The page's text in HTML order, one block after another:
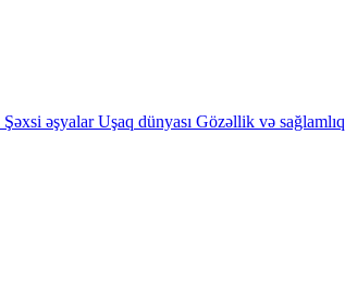
Şəxsi əşyalar Uşaq dünyası Gözəllik və sağlamlıq